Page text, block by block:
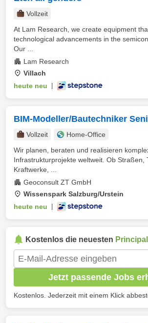
Vollzeit
At Lam Research, we create equipment
technological advancements in the
Our ...
Lam Research
Villach
heute neu
BIM-Modeller/Bautechniker
Vollzeit
Home-Office
Wir planen, beraten und realisieren
Infrastrukturprojekte weltweit. Ob Straßen,
Kraftwerke, ...
Geoconsult ZT GmbH
Wissenspark Salzburg/Urstein
heute neu
Kostenlos die neuesten Principal
Jetzt passende Jobs
Kostenlos. Jederzeit mit einem Klick